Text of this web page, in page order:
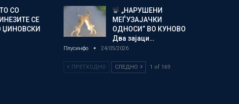
СО
СЕ
ЏИНОВСКИ
„НАРУШЕНИ
МЕЃУЗАЈАЧКИ
ОДНОСИ“ ВО КУНОВО
Два зајаци…
Плусинфо 24/05/2026
ПРЕТХОДНО СЛЕДНО 1 of 169